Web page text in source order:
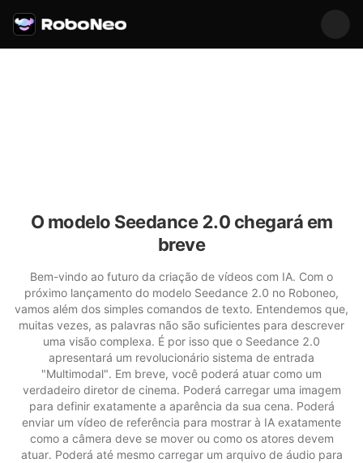
O modelo Seedance 2.0 chegará em
breve
Bem-vindo ao futuro da criação de vídeos com IA. Com o
próximo lançamento do modelo Seedance 2.0 no Roboneo,
vamos além dos simples comandos de texto. Entendemos que,
muitas vezes, as palavras não são suficientes para descrever
uma visão complexa. É por isso que o Seedance 2.0
apresentará um revolucionário sistema de entrada
"Multimodal". Em breve, você poderá atuar como um
verdadeiro diretor de cinema. Poderá carregar uma imagem
para definir exatamente a aparência da sua cena. Poderá
enviar um vídeo de referência para mostrar à IA exatamente
como a câmera deve se mover ou como os atores devem
atuar. Poderá até mesmo carregar um arquivo de áudio para